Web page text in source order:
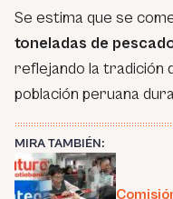
Se estima que se
toneladas de
reflejando la tradición
población peruana
MIRA TAMBIÉN: